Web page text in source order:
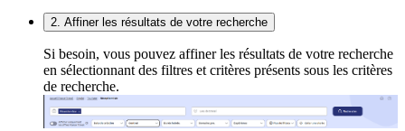
2. Affiner les résultats de votre recherche
Si besoin, vous pouvez affiner les résultats de votre recherche
en sélectionnant des filtres et critères présents sous les critères
de recherche.